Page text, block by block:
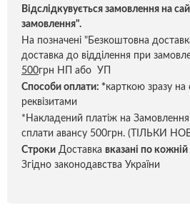
Відслідкувується замовлення на
замовлення".
На позначені "Безкоштовна
доставка до відділення при
500грн НП або УП
Способи оплати: *карткою зразу на
реквізитами
*Накладений платіж на
сплати авансу 500грн. (ТІЛЬКИ
Строки Доставка вказані по кожній
Згідно законодавства України